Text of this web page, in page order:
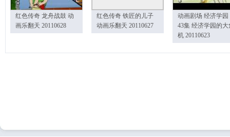
红色传奇 龙舟战鼓 动
画乐翻天 20110628
红色传奇 铁匠的儿子
动画乐翻天 20110627
动画剧场 经济学园
43集 经济学园的大
机 20110623